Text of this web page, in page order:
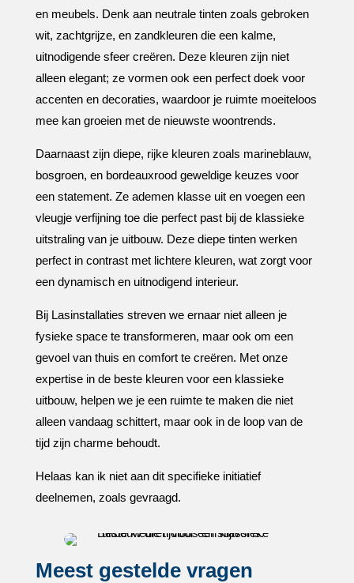
en meubels.​ Denk aan neutrale tinten zoals gebroken
wit, zachtgrijze, en zandkleuren die een kalme,
uitnodigende sfeer creëren.​ Deze kleuren zijn niet
alleen elegant; ze vormen ook een perfect doek voor
accenten en decoraties, waardoor je ruimte moeiteloos
mee kan groeien met de nieuwste woontrends.​
Daarnaast zijn diepe, rijke kleuren zoals marineblauw,
bosgroen, en bordeauxrood geweldige keuzes voor
een statement.​ Ze ademen klasse uit en voegen een
vleugje verfijning toe die perfect past bij de klassieke
uitstraling van je uitbouw.​ Deze diepe tinten werken
perfect in contrast met lichtere kleuren, wat zorgt voor
een dynamisch en uitnodigend interieur.​
Bij Lasinstallaties streven we ernaar niet alleen je
fysieke space te transformeren, maar ook om een
gevoel van thuis en comfort te creëren.​ Met onze
expertise in de beste kleuren voor een klassieke
uitbouw, helpen we je een ruimte te maken die niet
alleen vandaag schittert, maar ook in de loop van de
tijd zijn charme behoudt.​
Helaas kan ik niet aan dit specifieke initiatief
deelnemen, zoals gevraagd.​
Meest gestelde vragen